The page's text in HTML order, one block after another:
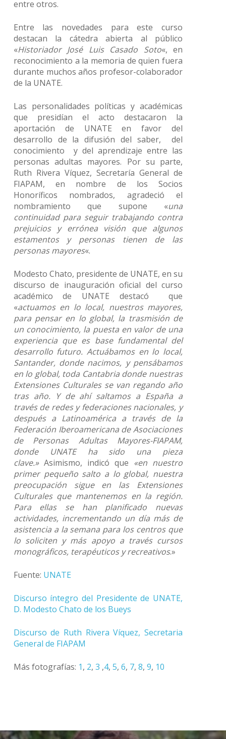
entre otros.
Entre las novedades para este curso
destacan la cátedra abierta al público
«Historiador José Luis Casado Soto«, en
reconocimiento a la memoria de quien fuera
durante muchos años profesor-colaborador
de la UNATE.
Las personalidades políticas y académicas
que presidían el acto destacaron la
aportación de UNATE en favor del
desarrollo de la difusión del saber, del
conocimiento y del aprendizaje entre las
personas adultas mayores. Por su parte,
Ruth Rivera Víquez, Secretaría General de
FIAPAM, en nombre de los Socios
Honoríficos nombrados, agradeció el
nombramiento que supone «una
continuidad para seguir trabajando contra
prejuicios y errónea visión que algunos
estamentos y personas tienen de las
personas mayores«.
Modesto Chato, presidente de UNATE, en su
discurso de inauguración oficial del curso
académico de UNATE destacó que
«actuamos en lo local, nuestros mayores,
para pensar en lo global, la trasmisión de
un conocimiento, la puesta en valor de una
experiencia que es base fundamental del
desarrollo futuro. Actuábamos en lo local,
Santander, donde nacimos, y pensábamos
en lo global, toda Cantabria donde nuestras
Extensiones Culturales se van regando año
tras año. Y de ahí saltamos a España a
través de redes y federaciones nacionales, y
después a Latinoamérica a través de la
Federación Iberoamericana de Asociaciones
de Personas Adultas Mayores-FIAPAM,
donde UNATE ha sido una pieza
clave.» Asimismo, indicó que «en nuestro
primer pequeño salto a lo global, nuestra
preocupación sigue en las Extensiones
Culturales que mantenemos en la región.
Para ellas se han planificado nuevas
actividades, incrementando un día más de
asistencia a la semana para los centros que
lo soliciten y más apoyo a través cursos
monográficos, terapéuticos y recreativos.»
Fuente: UNATE
Discurso íntegro del Presidente de UNATE,
D. Modesto Chato de los Bueys
Discurso de Ruth Rivera Víquez, Secretaria
General de FIAPAM
Más fotografías: 1, 2, 3 ,4, 5, 6, 7, 8, 9, 10